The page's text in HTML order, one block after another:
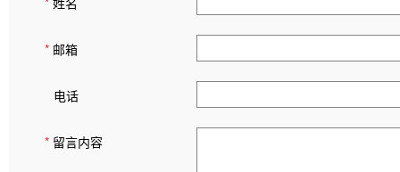
* 邮箱
电话
* 留言内容